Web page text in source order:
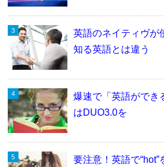
英語のネイティヴが
知る英語とは違う
爆速で「英語ができ
はDUO3.0を
要注意！英語で